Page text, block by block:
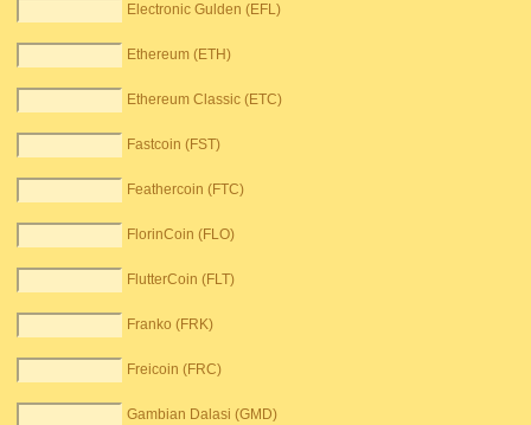
Electronic Gulden (EFL)
Ethereum (ETH)
Ethereum Classic (ETC)
Fastcoin (FST)
Feathercoin (FTC)
FlorinCoin (FLO)
FlutterCoin (FLT)
Franko (FRK)
Freicoin (FRC)
Gambian Dalasi (GMD)